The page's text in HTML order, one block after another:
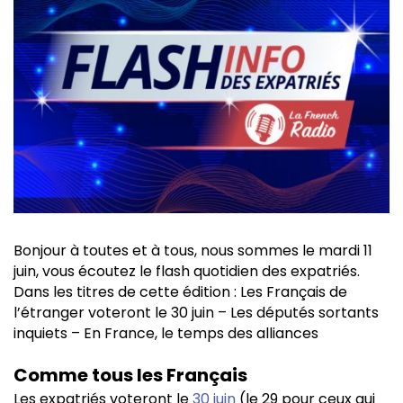
Bonjour à toutes et à tous, nous sommes le mardi 11
juin, vous écoutez le flash quotidien des expatriés.
Dans les titres de cette édition : Les Français de
l’étranger voteront le 30 juin – Les députés sortants
inquiets – En France, le temps des alliances
Comme tous les Français
Les expatriés voteront le30 juin (le 29 pour ceux qui